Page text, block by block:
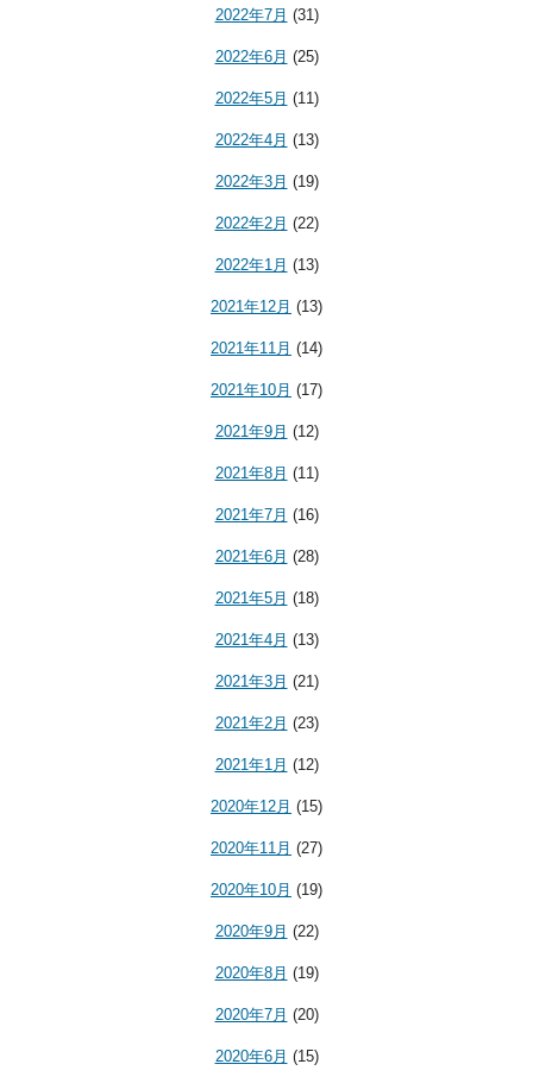
2022年7月 (31)
2022年6月 (25)
2022年5月 (11)
2022年4月 (13)
2022年3月 (19)
2022年2月 (22)
2022年1月 (13)
2021年12月 (13)
2021年11月 (14)
2021年10月 (17)
2021年9月 (12)
2021年8月 (11)
2021年7月 (16)
2021年6月 (28)
2021年5月 (18)
2021年4月 (13)
2021年3月 (21)
2021年2月 (23)
2021年1月 (12)
2020年12月 (15)
2020年11月 (27)
2020年10月 (19)
2020年9月 (22)
2020年8月 (19)
2020年7月 (20)
2020年6月 (15)